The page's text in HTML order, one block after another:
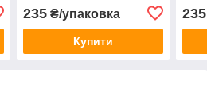
235₴/упаковка
Купити
235